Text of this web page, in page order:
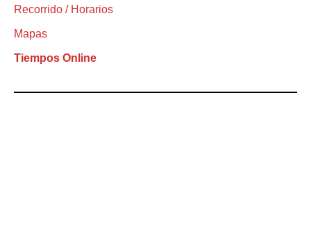
Recorrido / Horarios
Mapas
Tiempos Online